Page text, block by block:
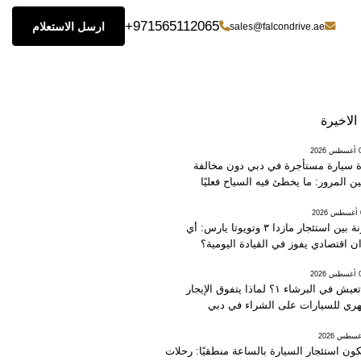
sales@falcondrive.ae
+971565112065 ارسل الاستعلام
سيارة مستأجرة في دبي دون مخالفة
المرور: ما يخطئ فيه السياح فعليًا
مقارنة بين استئجار مازدا ٣ وتويوتا يارس: أي
اقتصادي يفوز في القيادة اليومية؟
هل تعيش في البرشاء ١؟ لماذا يتفوق الإيجار
للسيارات على الشراء في دبي
استئجار السيارة بالساعة منطقيًا: رحلات